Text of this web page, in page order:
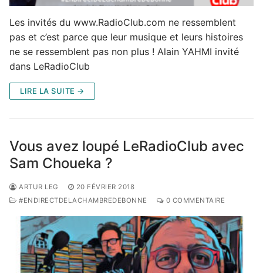
Les invités du www.RadioClub.com ne ressemblent
pas et c’est parce que leur musique et leurs histoires
ne se ressemblent pas non plus ! Alain YAHMI invité
dans LeRadioClub
LIRE LA SUITE →
Vous avez loupé LeRadioClub avec
Sam Choueka ?
ARTUR LEG
20 FÉVRIER 2018
#ENDIRECTDELACHAMBREDEBONNE
0 COMMENTAIRE